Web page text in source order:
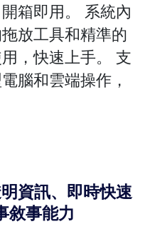
箱即用。 系統內
放工具和精準的
，快速上手。 支
腦和雲端操作，
資訊、即時快速
敘事能力